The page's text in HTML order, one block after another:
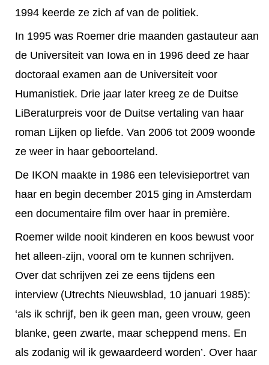
1994 keerde ze zich af van de politiek.
In 1995 was Roemer drie maanden gastauteur aan
de Universiteit van Iowa en in 1996 deed ze haar
doctoraal examen aan de Universiteit voor
Humanistiek. Drie jaar later kreeg ze de Duitse
LiBeraturpreis voor de Duitse vertaling van haar
roman Lijken op liefde. Van 2006 tot 2009 woonde
ze weer in haar geboorteland.
De IKON maakte in 1986 een televisieportret van
haar en begin december 2015 ging in Amsterdam
een documentaire film over haar in première.
Roemer wilde nooit kinderen en koos bewust voor
het alleen-zijn, vooral om te kunnen schrijven.
Over dat schrijven zei ze eens tijdens een
interview (Utrechts Nieuwsblad, 10 januari 1985):
‘als ik schrijf, ben ik geen man, geen vrouw, geen
blanke, geen zwarte, maar scheppend mens. En
als zodanig wil ik gewaardeerd worden’. Over haar